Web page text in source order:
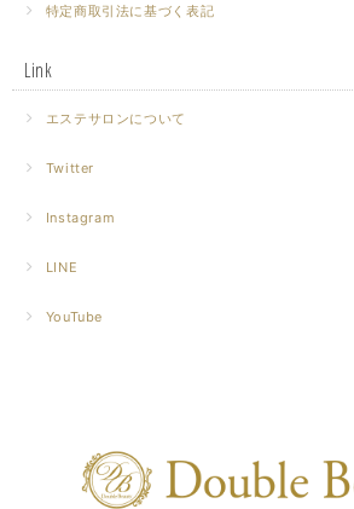
特定商取引法に基づく表記
Link
エステサロンについて
Twitter
Instagram
LINE
YouTube